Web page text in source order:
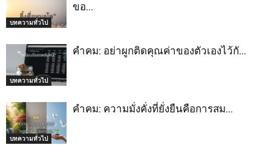
บทความทั่วไป
ขอ…
บทความทั่วไป
คำคม: อย่าผูกติดคุณค่าของตัวเองไว้กั…
บทความทั่วไป
คำคม: ความมั่งคั่งที่ยั่งยืนคือการสม…